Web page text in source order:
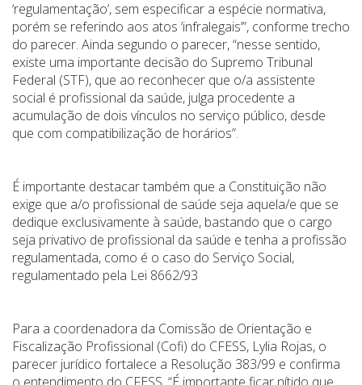
‘regulamentação’, sem especificar a espécie normativa,
porém se referindo aos atos ‘infralegais’”, conforme trecho
do parecer. Ainda segundo o parecer, “nesse sentido,
existe uma importante decisão do Supremo Tribunal
Federal (STF), que ao reconhecer que o/a assistente
social é profissional da saúde, julga procedente a
acumulação de dois vínculos no serviço público, desde
que com compatibilização de horários”.
É importante destacar também que a Constituição não
exige que a/o profissional de saúde seja aquela/e que se
dedique exclusivamente à saúde, bastando que o cargo
seja privativo de profissional da saúde e tenha a profissão
regulamentada, como é o caso do Serviço Social,
regulamentado pela Lei 8662/93
Para a coordenadora da Comissão de Orientação e
Fiscalização Profissional (Cofi) do CFESS, Lylia Rojas, o
parecer jurídico fortalece a Resolução 383/99 e confirma